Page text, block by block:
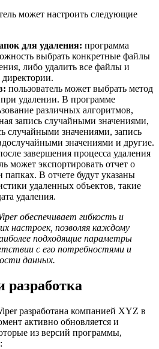
может настроить следующие
для удаления: программа
выбрать конкретные файлы
либо удалить все файлы и
пользователь может выбрать метод
удалении. В программе
различных алгоритмов,
запись случайными значениями,
случайными значениями, запись
значениями и другие.
завершения процесса удаления
может экспортировать отчет о
В отчете будут указаны
удаленных объектов, такие
удаления.
обеспечивает гибкость и
настроек, позволяя каждому
подходящие параметры
с его потребностями и
данных.
разработка
разработана компанией XYZ в
активно обновляется и
из версий программы,